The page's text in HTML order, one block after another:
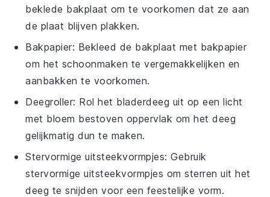
beklede bakplaat om te voorkomen dat ze aan
de plaat blijven plakken.
Bakpapier: Bekleed de bakplaat met bakpapier
om het schoonmaken te vergemakkelijken en
aanbakken te voorkomen.
Deegroller: Rol het bladerdeeg uit op een licht
met bloem bestoven oppervlak om het deeg
gelijkmatig dun te maken.
Stervormige uitsteekvormpjes: Gebruik
stervormige uitsteekvormpjes om sterren uit het
deeg te snijden voor een feestelijke vorm.